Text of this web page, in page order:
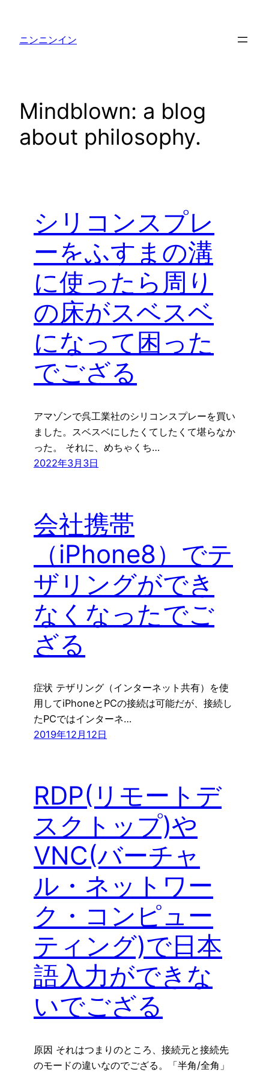
ニンニンイン
Mindblown: a blog
about philosophy.
シリコンスプレ
ーをふすまの溝
に使ったら周り
の床がスベスベ
になって困った
でござる
アマゾンで呉工業社のシリコンスプレーを買い
ました。スベスベにしたくてしたくて堪らなか
った。 それに、めちゃくち…
2022年3月3日
会社携帯
（iPhone8）でテ
ザリングができ
なくなったでご
ざる
症状 テザリング（インターネット共有）を使
用してiPhoneとPCの接続は可能だが、接続し
たPCではインターネ…
2019年12月12日
RDP(リモートデ
スクトップ)や
VNC(バーチャ
ル・ネットワー
ク・コンピュー
ティング)で日本
語入力ができな
いでござる
原因 それはつまりのところ、接続元と接続先
のモードの違いなのでござる。「半角/全角」